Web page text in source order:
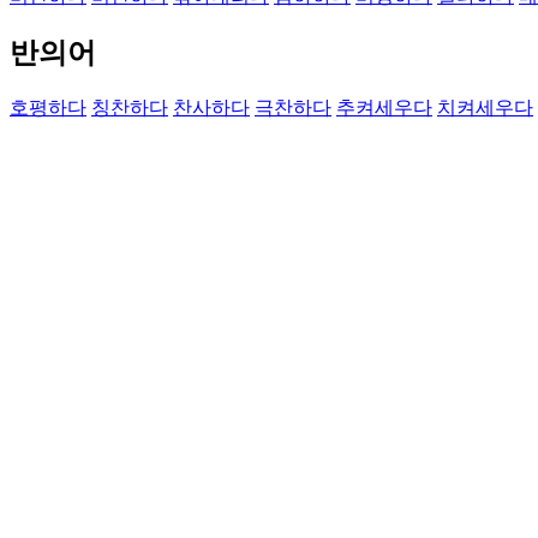
반의어
호평하다 칭찬하다 찬사하다 극찬하다 추켜세우다 치켜세우다